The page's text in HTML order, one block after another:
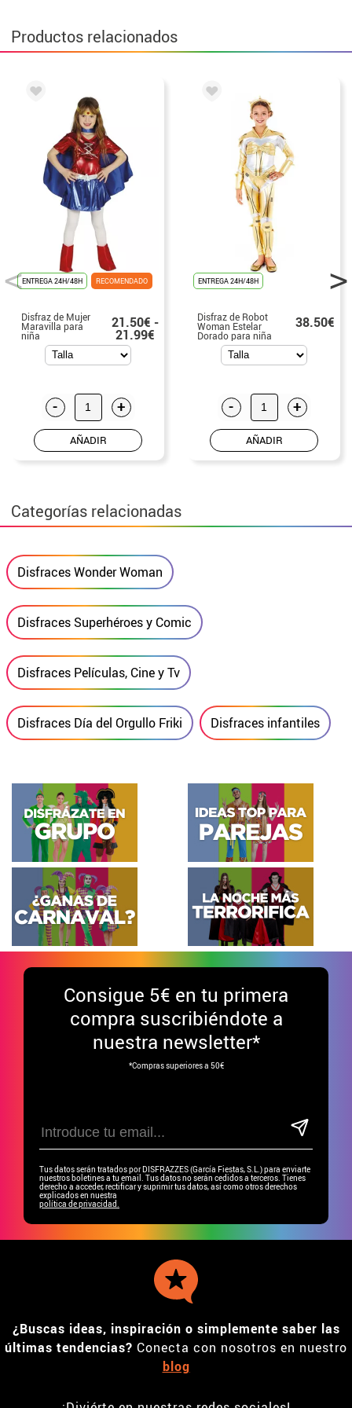
Productos relacionados
ENTREGA 24H/48H RECOMENDADO
Disfraz de Mujer
Maravilla para
niña
21.50€ -
21.99€
- +
AÑADIR
ENTREGA 24H/48H
Disfraz de Robot
Woman Estelar
Dorado para niña
38.50€
- +
AÑADIR
Categorías relacionadas
Disfraces Wonder Woman
Disfraces Superhéroes y Comic
Disfraces Películas, Cine y Tv
Disfraces Día del Orgullo Friki Disfraces infantiles
Consigue 5€ en tu primera
compra suscribiéndote a
nuestra newsletter*
*Compras superiores a 50€
Tus datos serán tratados por DISFRAZZES (García Fiestas, S.L.) para enviarte
nuestros boletines a tu email. Tus datos no serán cedidos a terceros. Tienes
derecho a acceder, rectificar y suprimir tus datos, así como otros derechos
explicados en nuestra
política de privacidad.
¿Buscas ideas, inspiración o simplemente saber las
últimas tendencias? Conecta con nosotros en nuestro
blog